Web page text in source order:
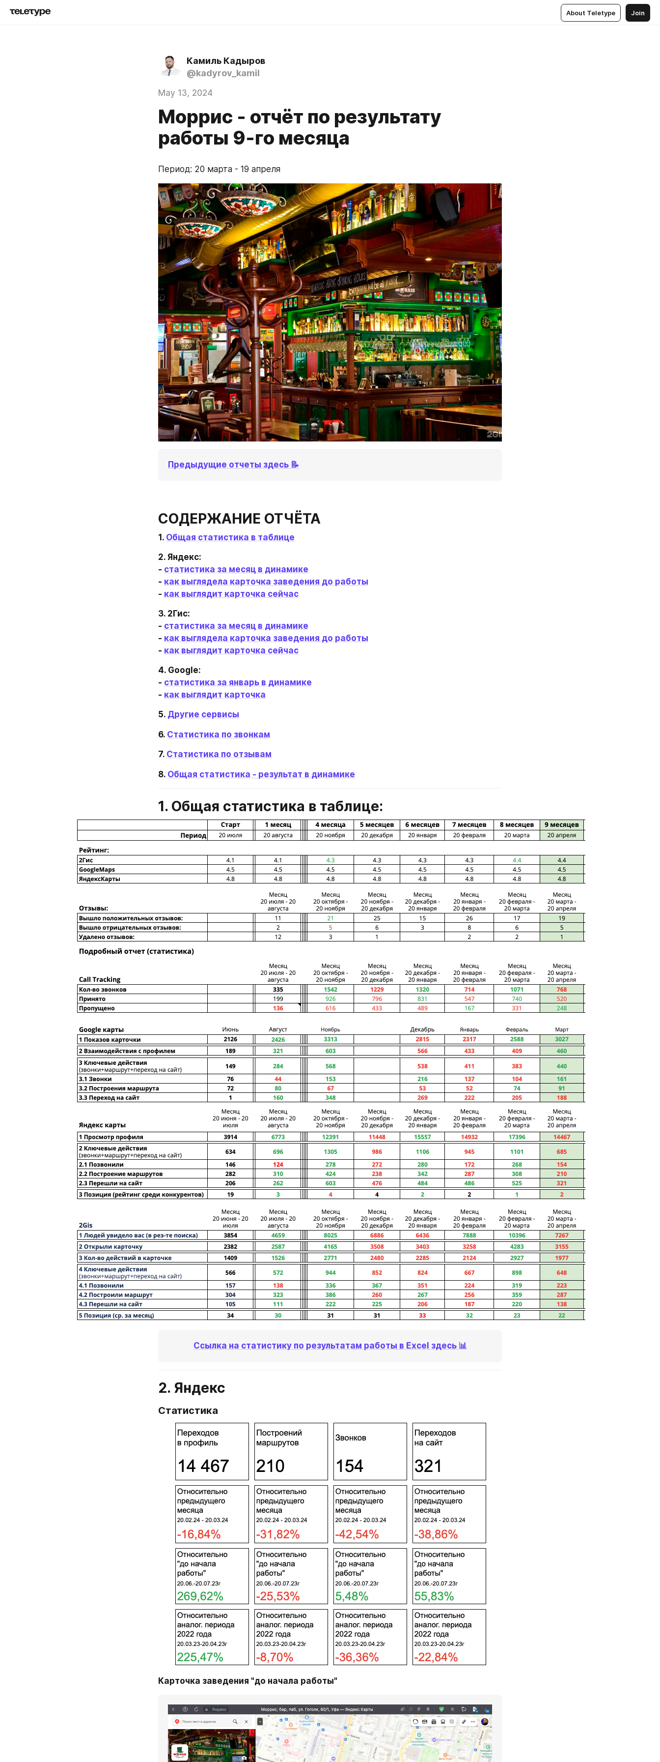
About Teletype Join
Камиль Кадыров
@kadyrov_kamil
May 13, 2024
Моррис - отчёт по результату
работы 9-го месяца
Период: 20 марта - 19 апреля
Предыдущие отчеты здесь 📝
СОДЕРЖАНИЕ ОТЧЁТА
1. Общая статистика в таблице
2. Яндекс:
- статистика за месяц в динамике
- как выглядела карточка заведения до работы
- как выглядит карточка сейчас
3. 2Гис:
- статистика за месяц в динамике
- как выглядела карточка заведения до работы
- как выглядит карточка сейчас
4. Google:
- статистика за январь в динамике
- как выглядит карточка
5. Другие сервисы
6. Статистика по звонкам
7. Статистика по отзывам
8. Общая статистика - результат в динамике
1. Общая статистика в таблице:
Ссылка на статистику по результатам работы в Excel здесь 📊
2. Яндекс
Статистика
Карточка заведения "до начала работы"